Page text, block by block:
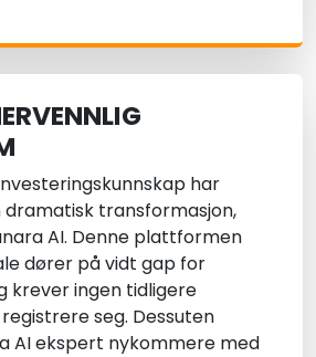
har
transformasjon,
AI. Denne plattformen
dører på vidt gap for
krever ingen tidligere
seg. Dessuten
AI ekspert nykommere med